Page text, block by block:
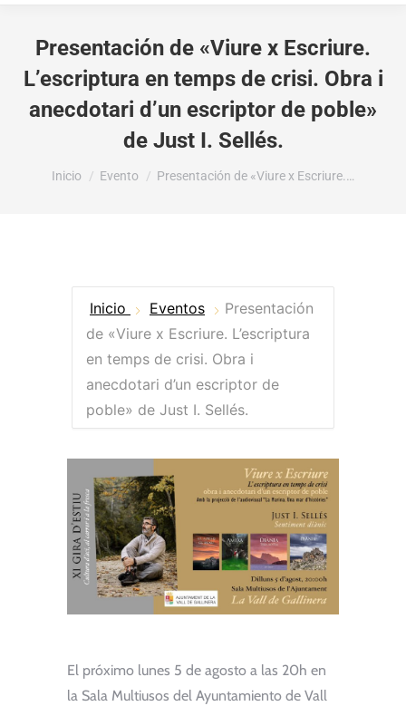
Presentación de «Viure x Escriure.
L’escriptura en temps de crisi. Obra i
anecdotari d’un escriptor de poble»
de Just I. Sellés.
Estás aquí:
Inicio Evento Presentación de «Viure x Escriure.…
Inicio Eventos
Presentación
de «Viure x Escriure. L’escriptura
en temps de crisi. Obra i
anecdotari d’un escriptor de
poble» de Just I. Sellés.
El próximo lunes 5 de agosto a las 20h en
la Sala Multiusos del Ayuntamiento de Vall